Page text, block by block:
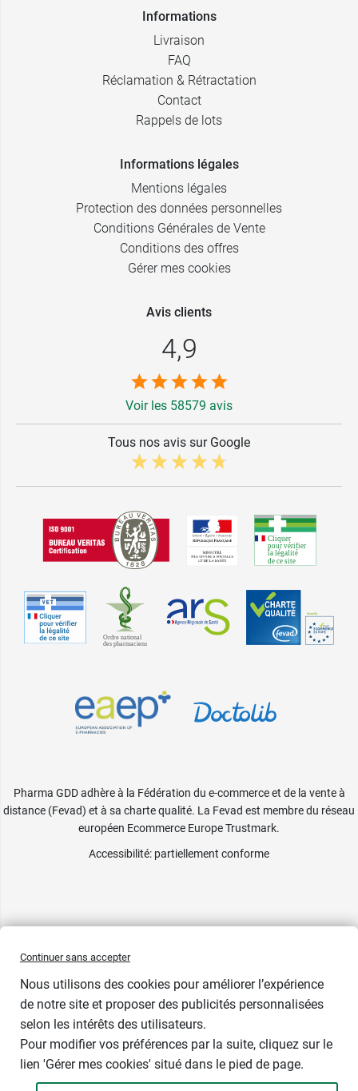
Informations
Livraison
FAQ
Réclamation & Rétractation
Contact
Rappels de lots
Informations légales
Mentions légales
Protection des données personnelles
Conditions Générales de Vente
Conditions des offres
Gérer mes cookies
Avis clients
4,9
Voir les 58579 avis
Tous nos avis sur Google
Pharma GDD adhère à la Fédération du e-commerce et de la vente à
distance (Fevad) et à sa charte qualité. La Fevad est membre du réseau
européen Ecommerce Europe Trustmark.
Accessibilité: partiellement conforme
Continuer sans accepter
Nous utilisons des cookies pour améliorer l’expérience
de notre site et proposer des publicités personnalisées
selon les intérêts des utilisateurs.
Pour modifier vos préférences par la suite, cliquez sur le
lien 'Gérer mes cookies' situé dans le pied de page.